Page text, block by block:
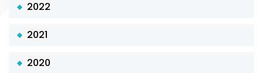
2022
2021
2020